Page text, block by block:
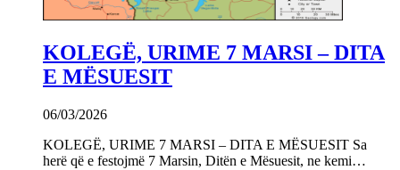
KOLEGË, URIME 7 MARSI – DITA
E MËSUESIT
06/03/2026
KOLEGË, URIME 7 MARSI – DITA E MËSUESIT Sa
herë që e festojmë 7 Marsin, Ditën e Mësuesit, ne kemi…